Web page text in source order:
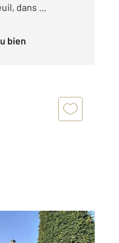
dans ...
bien